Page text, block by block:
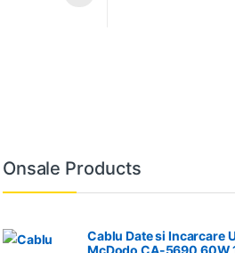
Onsale Products
Cablu Date si Incarcare